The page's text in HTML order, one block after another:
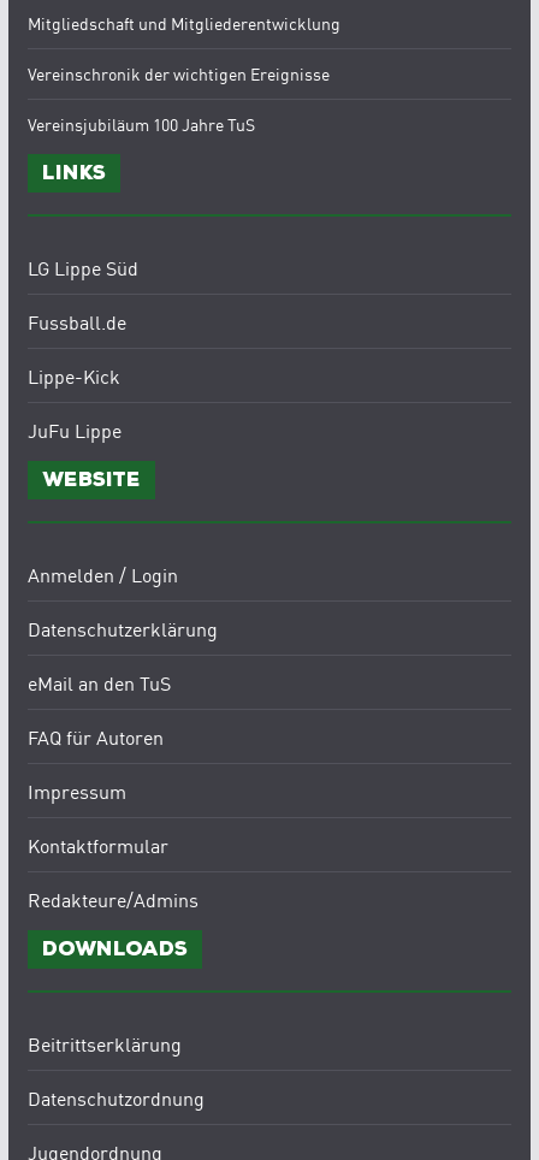
Mitgliedschaft und Mitgliederentwicklung
Vereinschronik der wichtigen Ereignisse
Vereinsjubiläum 100 Jahre TuS
Links
LG Lippe Süd
Fussball.de
Lippe-Kick
JuFu Lippe
Website
Anmelden / Login
Datenschutzerklärung
eMail an den TuS
FAQ für Autoren
Impressum
Kontaktformular
Redakteure/Admins
Downloads
Beitrittserklärung
Datenschutzordnung
Jugendordnung